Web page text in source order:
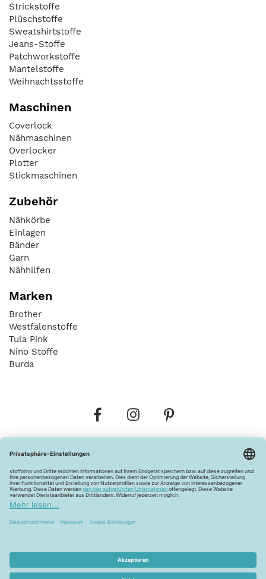
Strickstoffe
Plüschstoffe
Sweatshirtstoffe
Jeans-Stoffe
Patchworkstoffe
Mantelstoffe
Weihnachtsstoffe
Maschinen
Coverlock
Nähmaschinen
Overlocker
Plotter
Stickmaschinen
Zubehör
Nähkörbe
Einlagen
Bänder
Garn
Nähhilfen
Marken
Brother
Westfalenstoffe
Tula Pink
Nino Stoffe
Burda
Widerrufsbelehrung Vertrag widerrufen
Barrierefreiheitserklärung
Pflegehinweise